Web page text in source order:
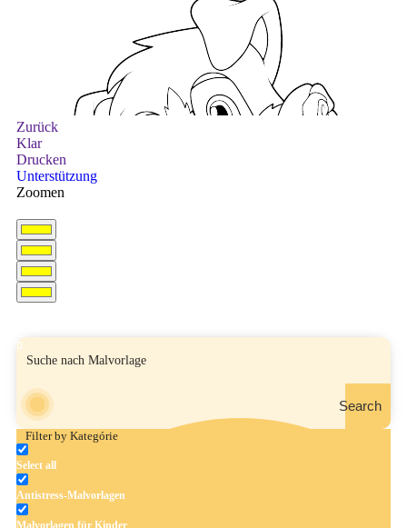
Zurück
Klar
Drucken
Unterstützung
Zoomen
Search
Filter by Kategórie
Select all
Antistress-Malvorlagen
Malvorlagen für Kinder